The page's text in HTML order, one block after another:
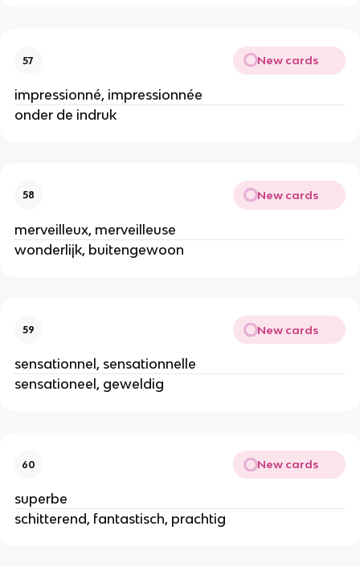
57 New cards
impressionné, impressionnée
onder de indruk
58 New cards
merveilleux, merveilleuse
wonderlijk, buitengewoon
59 New cards
sensationnel, sensationnelle
sensationeel, geweldig
60 New cards
superbe
schitterend, fantastisch, prachtig